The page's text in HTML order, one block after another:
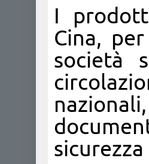
I
Cina,
società